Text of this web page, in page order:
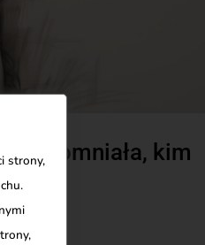
zapomniała, kim
strony,